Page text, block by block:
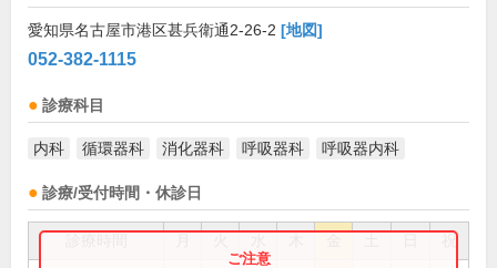
愛知県名古屋市港区甚兵衛通2-26-2 [地図]
052-382-1115
診療科目
内科 循環器科 消化器科 呼吸器科 呼吸器内科
診療/受付時間・休診日
祝